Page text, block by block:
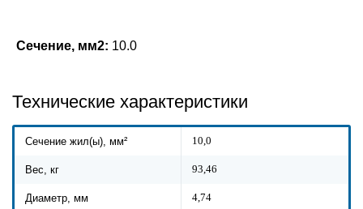
Сечение, мм2: 10.0
Технические характеристики
Сечение жил(ы), мм² 10,0
Вес, кг 93,46
Диаметр, мм 4,74